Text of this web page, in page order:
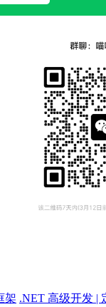
架 .NET 高级开发 |